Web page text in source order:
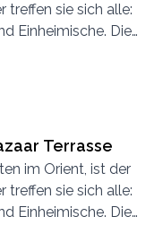
treffen sie sich alle:
Einheimische. Die
geplaudert,
Terrasse
im Orient, ist der
treffen sie sich alle:
Einheimische. Die
geplaudert,